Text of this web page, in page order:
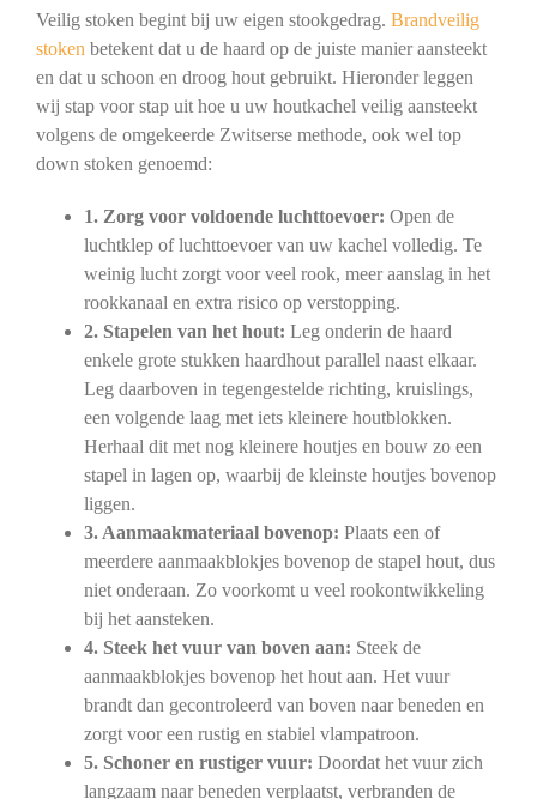
Veilig stoken begint bij uw eigen stookgedrag. Brandveilig
stoken betekent dat u de haard op de juiste manier aansteekt
en dat u schoon en droog hout gebruikt. Hieronder leggen
wij stap voor stap uit hoe u uw houtkachel veilig aansteekt
volgens de omgekeerde Zwitserse methode, ook wel top
down stoken genoemd:
1. Zorg voor voldoende luchttoevoer: Open de
luchtklep of luchttoevoer van uw kachel volledig. Te
weinig lucht zorgt voor veel rook, meer aanslag in het
rookkanaal en extra risico op verstopping.
2. Stapelen van het hout: Leg onderin de haard
enkele grote stukken haardhout parallel naast elkaar.
Leg daarboven in tegengestelde richting, kruislings,
een volgende laag met iets kleinere houtblokken.
Herhaal dit met nog kleinere houtjes en bouw zo een
stapel in lagen op, waarbij de kleinste houtjes bovenop
liggen.
3. Aanmaakmateriaal bovenop: Plaats een of
meerdere aanmaakblokjes bovenop de stapel hout, dus
niet onderaan. Zo voorkomt u veel rookontwikkeling
bij het aansteken.
4. Steek het vuur van boven aan: Steek de
aanmaakblokjes bovenop het hout aan. Het vuur
brandt dan gecontroleerd van boven naar beneden en
zorgt voor een rustig en stabiel vlampatroon.
5. Schoner en rustiger vuur: Doordat het vuur zich
langzaam naar beneden verplaatst, verbranden de